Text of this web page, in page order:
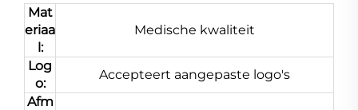
Mat
eriaa
l:
Medische kwaliteit
Log
o:
Accepteert aangepaste logo's
Afm